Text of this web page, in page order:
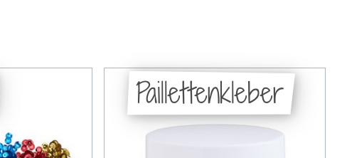
Paillettenkleber